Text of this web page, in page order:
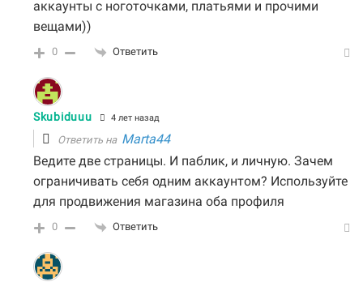
аккаунты с ноготочками, платьями и прочими
вещами))
0 Ответить
Skubiduuu 4 лет назад
Ответить на Marta44
Ведите две страницы. И паблик, и личную. Зачем
ограничивать себя одним аккаунтом? Используйте
для продвижения магазина оба профиля
0 Ответить